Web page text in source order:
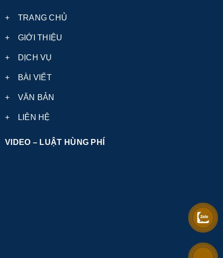
+ TRANG CHỦ
+ GIỚI THIỆU
+ DỊCH VỤ
+ BÀI VIẾT
+ VĂN BẢN
+ LIÊN HỆ
VIDEO – LUẬT HÙNG PHÍ